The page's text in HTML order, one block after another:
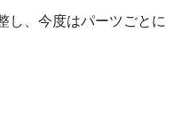
し、今度はパーツごとに